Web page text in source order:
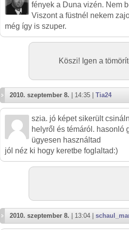
fények a Duna vizén. Nem
Viszont a füstnél nekem
még így is szuper.
Köszi! Igen a
2010. szeptember 8. | 14:35 | Tia24
szia. jó képet sikerült
helyről és témáról. hasonló
ügyesen használtad
jól néz ki hogy keretbe foglaltad:)
2010. szeptember 8. | 13:04 |